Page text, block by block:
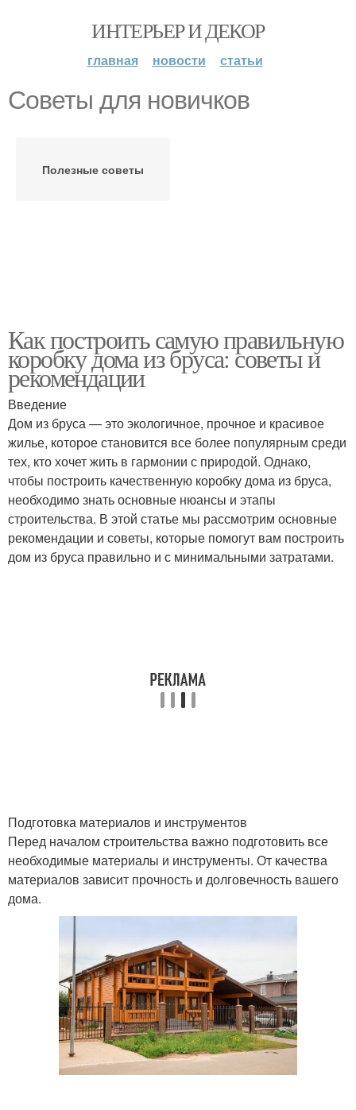
ИНТЕРЬЕР И ДЕКОР
главная новости статьи
Советы для новичков
Полезные советы
Как построить самую правильную
коробку дома из бруса: советы и
рекомендации
Введение
Дом из бруса — это экологичное, прочное и красивое
жилье, которое становится все более популярным среди
тех, кто хочет жить в гармонии с природой. Однако,
чтобы построить качественную коробку дома из бруса,
необходимо знать основные нюансы и этапы
строительства. В этой статье мы рассмотрим основные
рекомендации и советы, которые помогут вам построить
дом из бруса правильно и с минимальными затратами.
Подготовка материалов и инструментов
Перед началом строительства важно подготовить все
необходимые материалы и инструменты. От качества
материалов зависит прочность и долговечность вашего
дома.